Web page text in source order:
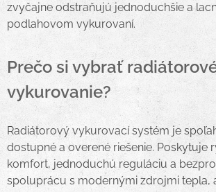
zvyčajne odstraňujú jednoduchšie a
podlahovom vykurovaní.
Prečo si vybrať
vykurovanie?
Radiátorový vykurovací systém je
dostupné a overené riešenie. Poskytuje
komfort, jednoduchú reguláciu a
spoluprácu s modernými zdrojmi tepla,